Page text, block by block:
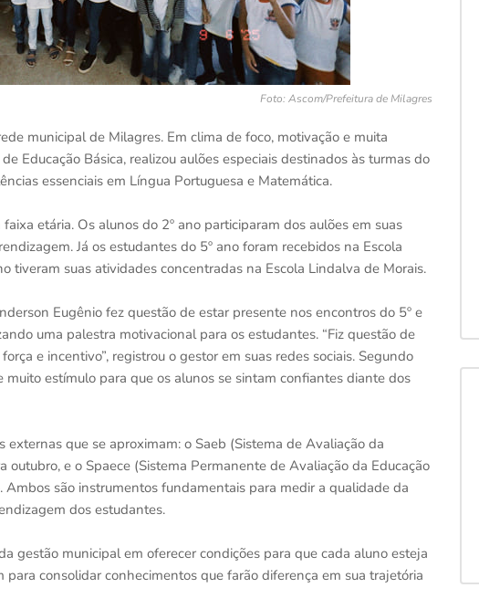
Foto: Ascom/Prefeitura de Milagres
municipal de Milagres. Em clima de foco, motivação e muita
Educação Básica, realizou aulões especiais destinados às turmas do
essenciais em Língua Portuguesa e Matemática.
etária. Os alunos do 2º ano participaram dos aulões em suas
Já os estudantes do 5º ano foram recebidos na Escola
tiveram suas atividades concentradas na Escola Lindalva de Morais.
Eugênio fez questão de estar presente nos encontros do 5º e
uma palestra motivacional para os estudantes. “Fiz questão de
e incentivo”, registrou o gestor em suas redes sociais. Segundo
muito estímulo para que os alunos se sintam confiantes diante dos
que se aproximam: o Saeb (Sistema de Avaliação da
outubro, e o Spaece (Sistema Permanente de Avaliação da Educação
Ambos são instrumentos fundamentais para medir a qualidade da
dos estudantes.
gestão municipal em oferecer condições para que cada aluno esteja
consolidar conhecimentos que farão diferença em sua trajetória